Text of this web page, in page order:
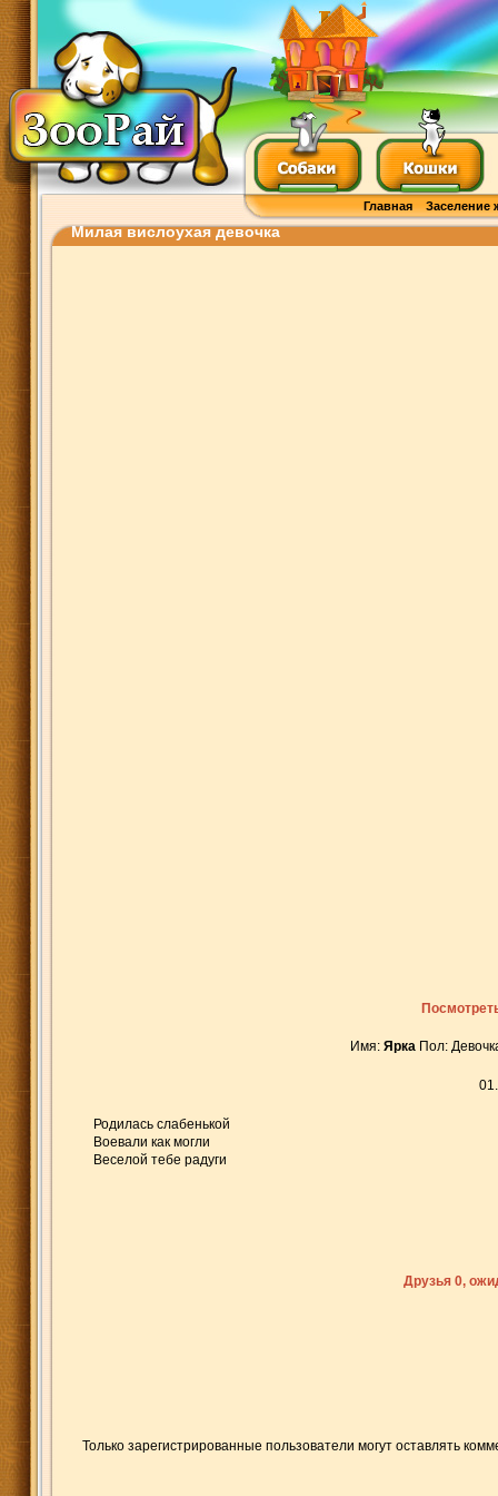
Главная Заселение
Милая вислоухая девочка
Имя: Ярка Пол:
Родилась слабенькой
Воевали как могли
Веселой тебе радуги
Друзья 0,
Только зарегистрированные пользователи могут оставлять